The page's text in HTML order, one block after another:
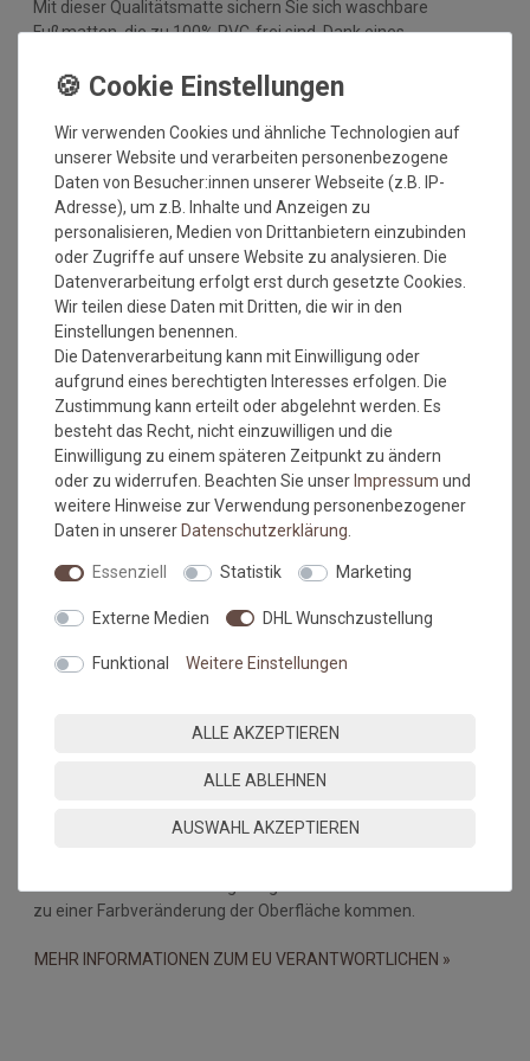
Mit dieser Qualitätsmatte sichern Sie sich waschbare
Fußmatten, die zu 100% PVC-frei sind. Dank eines
ruschfest. Einem sicheren Gebrauch auch auf
Fußbodenheizungen steht somit nichts mehr im Wege.
Vor dem ersten Gebrauch waschen Sie die Fußmatte separat
bei angegebener Temperatur mit Feinwaschmittel und legen
sie flach zum Trocknen aus. Dadurch richten sich die Fasern
auf, der Mattenflor wird aktiviert und transportbedingte Falten
und Knicke werden wieder glatt. Pflegen Sie so Ihre
Fußmatte regelmäßig und Sie werden überrascht sein, wie
viele Jahre Qualität und Farbe erhalten bleiben.
Waschtipps:
Matten, die nicht mehr in die Waschmaschine passen, können
mit einem Dampfstrahler (aus Entfernung) gereinigt werden
oder bei einer Wäscherei abgegeben werden. Ganz wichtig ist
auch, dass man die Matten nicht gefaltet und auch nicht mit
anderen Wäschestücken in die Maschine legt, damit die Matte
nicht mit Knicken wieder aus der Maschine kommt. Dies ist
kein Materialfehler und stellt auch keinen Reklamationsgrund
Falls dies doch mal passiert, auf keinen Fall in den Trockner
nächsten Waschen sollten die wieder verschwunden sein.
Maßtoleranzen und Farbabweichungen:
sowie Farbabweichungen zwischen Bildschirmfoto und
durch eine Wechselwirkung mit gummibeschichteten Matten
zu einer Farbveränderung der Oberfläche kommen.
MEHR INFORMATIONEN ZUM EU VERANTWORTLICHEN »
Wir verwenden Cookies und ähnliche Technologien auf
unserer Website und verarbeiten personenbezogene
Daten von Besucher:innen unserer Webseite (z.B. IP-
Adresse), um z.B. Inhalte und Anzeigen zu
personalisieren, Medien von Drittanbietern einzubinden
oder Zugriffe auf unsere Website zu analysieren. Die
Datenverarbeitung erfolgt erst durch gesetzte Cookies.
Wir teilen diese Daten mit Dritten, die wir in den
Einstellungen benennen.
Die Datenverarbeitung kann mit Einwilligung oder
aufgrund eines berechtigten Interesses erfolgen. Die
Zustimmung kann erteilt oder abgelehnt werden. Es
besteht das Recht, nicht einzuwilligen und die
Einwilligung zu einem späteren Zeitpunkt zu ändern
oder zu widerrufen. Beachten Sie unser Impressum und
weitere Hinweise zur Verwendung personenbezogener
Daten in unserer Daten­schutz­erklärung
Essenziell Statistik Marketing
Externe Medien DHL Wunschzustellung
Funktional Weitere Einstellungen
ALLE AKZEPTIEREN
ALLE ABLEHNEN
AUSWAHL AKZEPTIEREN